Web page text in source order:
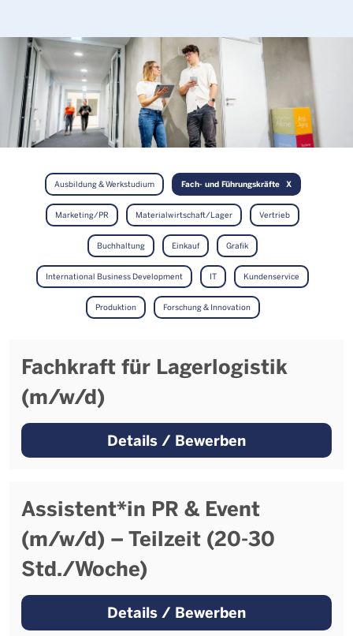
Ausbildung & Werkstudium Fach- und Führungskräfte
Marketing/PR Materialwirtschaft/Lager Vertrieb
Buchhaltung Einkauf Grafik
International Business Development IT Kundenservice
Produktion Forschung & Innovation
Fachkraft für Lagerlogistik
(m/w/d)
Details / Bewerben
Assistent*in PR & Event
(m/w/d) – Teilzeit (20-30
Std./Woche)
Details / Bewerben